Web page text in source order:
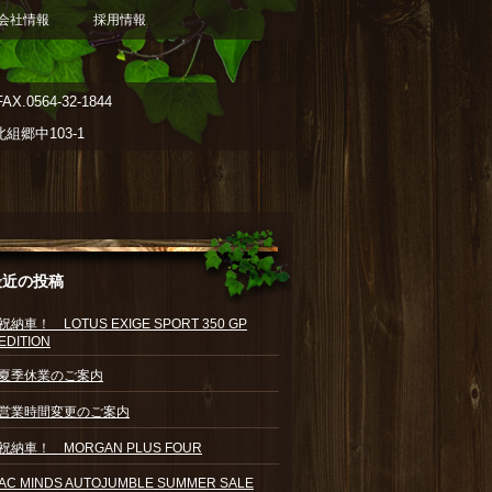
32-1844
組郷中103-1
社情報 採用情報
の投稿
納車！ LOTUS EXIGE SPORT 350 GP
季休業のご案内
業時間変更のご案内
納車！ MORGAN PLUS FOUR
MINDS AUTOJUMBLE SUMMER SALE